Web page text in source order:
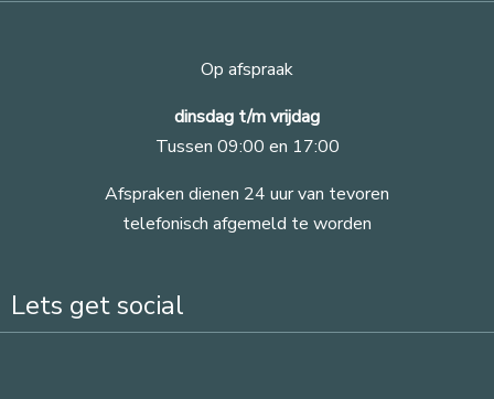
Op afspraak
dinsdag t/m vrijdag
Tussen 09:00 en 17:00
Afspraken dienen 24 uur van tevoren
telefonisch afgemeld te worden
Lets get social